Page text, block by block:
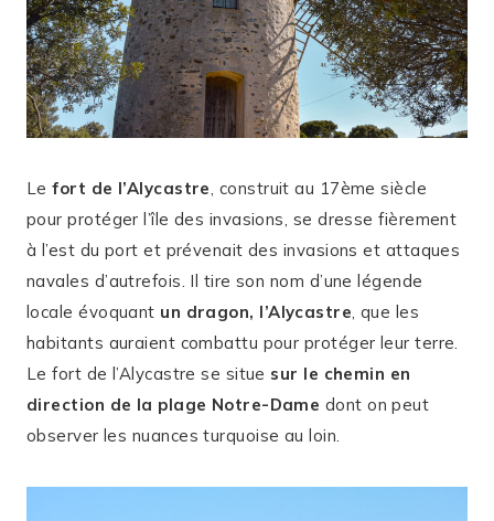
Le fort de l’Alycastre, construit au 17ème siècle
pour protéger l’île des invasions, se dresse fièrement
à l’est du port et prévenait des invasions et attaques
navales d’autrefois. Il tire son nom d’une légende
locale évoquant un dragon, l’Alycastre, que les
habitants auraient combattu pour protéger leur terre.
Le fort de l’Alycastre se situe sur le chemin en
direction de la plage Notre-Dame dont on peut
observer les nuances turquoise au loin.